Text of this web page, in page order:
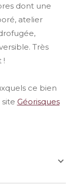
dont une
atelier
Très
!
ce bien
Géorisques